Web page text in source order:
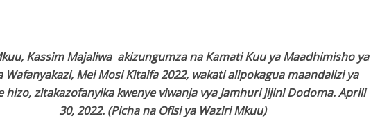
Kassim Majaliwa akizungumza na Kamati Kuu ya Maadhimisho ya
Wafanyakazi, Mei Mosi Kitaifa 2022, wakati alipokagua maandalizi ya
hizo, zitakazofanyika kwenye viwanja vya Jamhuri jijini Dodoma. Aprili
30, 2022. (Picha na Ofisi ya Waziri Mkuu)